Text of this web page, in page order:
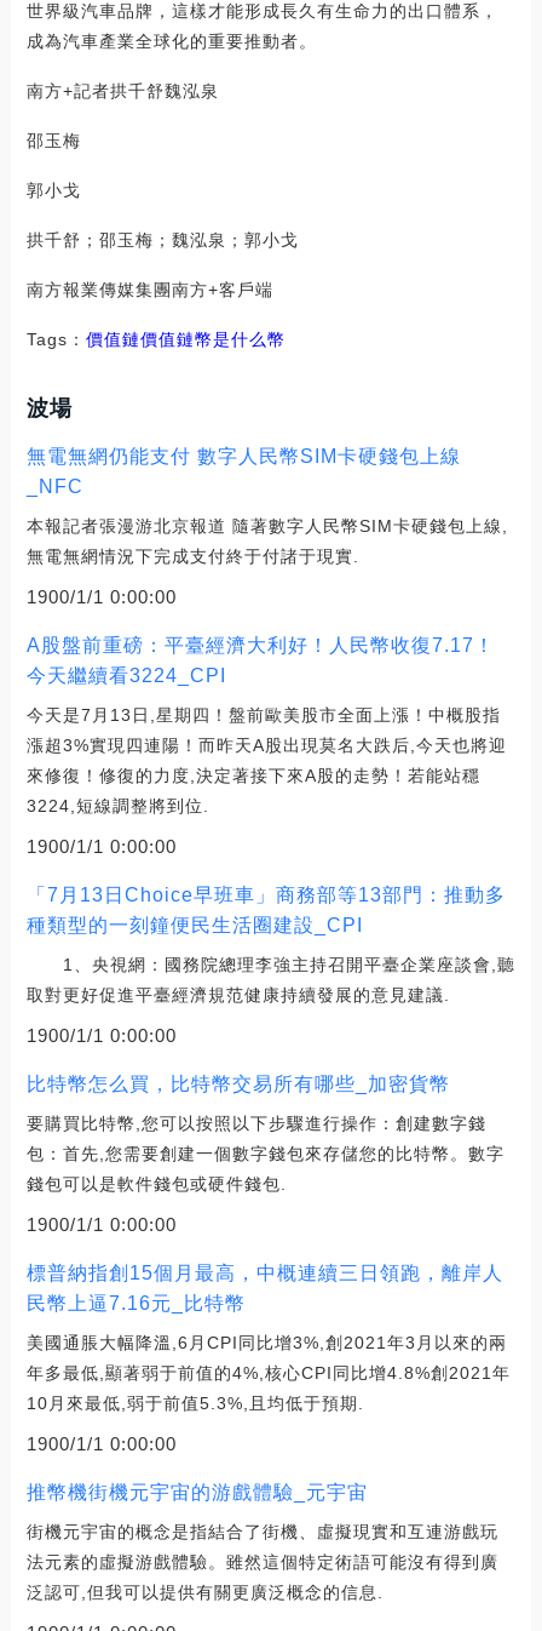
世界級汽車品牌，這樣才能形成長久有生命力的出口體系，
成為汽車產業全球化的重要推動者。
南方+記者拱千舒魏泓泉
邵玉梅
郭小戈
拱千舒；邵玉梅；魏泓泉；郭小戈
南方報業傳媒集團南方+客戶端
Tags： 價值鏈價值鏈幣是什么幣
波場
無電無網仍能支付 數字人民幣SIM卡硬錢包上線
_NFC
本報記者張漫游北京報道 隨著數字人民幣SIM卡硬錢包上線,
無電無網情況下完成支付終于付諸于現實.
1900/1/1 0:00:00
A股盤前重磅：平臺經濟大利好！人民幣收復7.17！
今天繼續看3224_CPI
今天是7月13日,星期四！盤前歐美股市全面上漲！中概股指
漲超3%實現四連陽！而昨天A股出現莫名大跌后,今天也將迎
來修復！修復的力度,決定著接下來A股的走勢！若能站穩
3224,短線調整將到位.
1900/1/1 0:00:00
「7月13日Choice早班車」商務部等13部門：推動多
種類型的一刻鐘便民生活圈建設_CPI
1、央視網：國務院總理李強主持召開平臺企業座談會,聽
取對更好促進平臺經濟規范健康持續發展的意見建議.
1900/1/1 0:00:00
比特幣怎么買，比特幣交易所有哪些_加密貨幣
要購買比特幣,您可以按照以下步驟進行操作：創建數字錢
包：首先,您需要創建一個數字錢包來存儲您的比特幣。數字
錢包可以是軟件錢包或硬件錢包.
1900/1/1 0:00:00
標普納指創15個月最高，中概連續三日領跑，離岸人
民幣上逼7.16元_比特幣
美國通脹大幅降溫,6月CPI同比增3%,創2021年3月以來的兩
年多最低,顯著弱于前值的4%,核心CPI同比增4.8%創2021年
10月來最低,弱于前值5.3%,且均低于預期.
1900/1/1 0:00:00
推幣機街機元宇宙的游戲體驗_元宇宙
街機元宇宙的概念是指結合了街機、虛擬現實和互連游戲玩
法元素的虛擬游戲體驗。雖然這個特定術語可能沒有得到廣
泛認可,但我可以提供有關更廣泛概念的信息.